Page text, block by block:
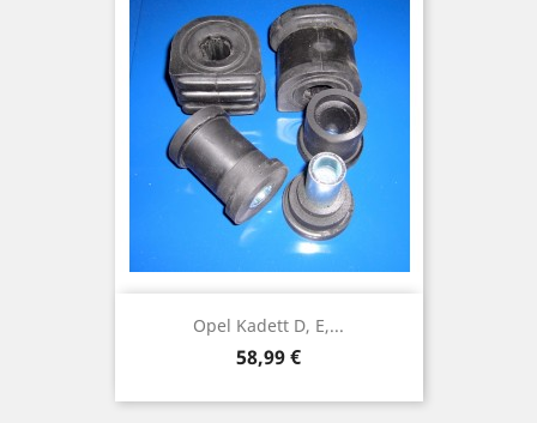
Opel Kadett D, E,...
Preis
58,99 €